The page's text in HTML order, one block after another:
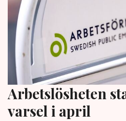
Arbetslösheten
varsel i april